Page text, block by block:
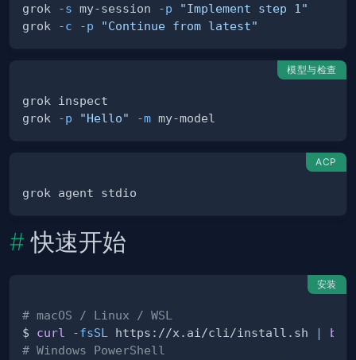
grok
-s my-session -p
"Implement step 1"
grok
-c -p "Continue from latest"
模型与检查
grok
-p "Hello" -m
ACP
快速开始
安装
# macOS / Linux / WSL
$ curl -fsSL https://x.ai/cli/install.sh |
# Windows PowerShell